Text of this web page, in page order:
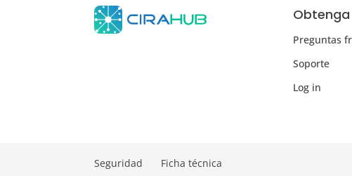
Obtenga
Preguntas
Soporte
Log in
Seguridad Ficha técnica